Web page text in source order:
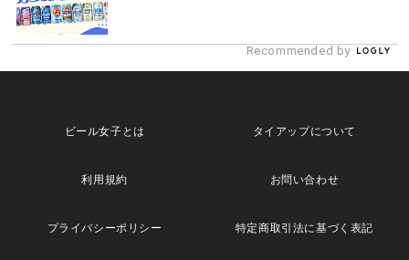
Recommended by
ビール女子とは タイアップについて
利用規約 お問い合わせ
プライバシーポリシー 特定商取引法に基づく表記